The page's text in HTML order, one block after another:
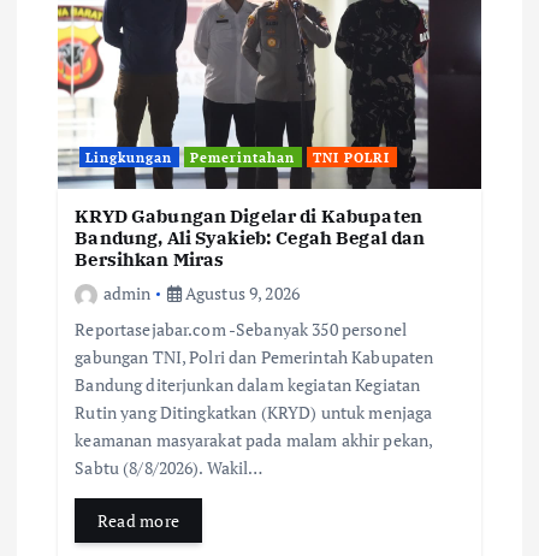
Lingkungan Pemerintahan TNI POLRI
KRYD Gabungan Digelar di Kabupaten
Bandung, Ali Syakieb: Cegah Begal dan
Bersihkan Miras
admin
Agustus 9, 2026
Reportasejabar.com -Sebanyak 350 personel
gabungan TNI, Polri dan Pemerintah Kabupaten
Bandung diterjunkan dalam kegiatan Kegiatan
Rutin yang Ditingkatkan (KRYD) untuk menjaga
keamanan masyarakat pada malam akhir pekan,
Sabtu (8/8/2026). Wakil…
Read more